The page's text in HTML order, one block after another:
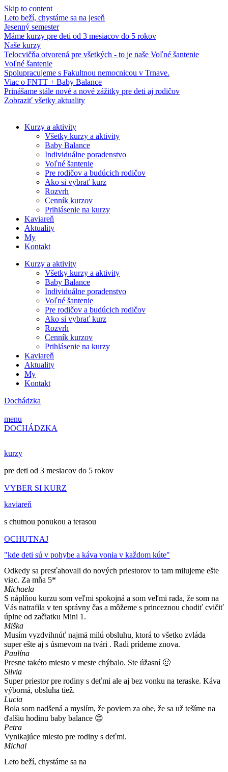
Skip to content
Leto beží, chystáme sa na jeseň
Jesenný semester
Máme kurzy pre deti od 3 mesiacov do 5 rokov
Naše kurzy
Telocvičňa otvorená pre všetkých - to je naše Voľné šantenie
Voľné šantenie
Spolupracujeme s Fakultnou nemocnicou v Trnave.
Viac o FNTT + Baby Balance
Prinášame stále nové a nové zážitky pre deti aj rodičov
Zobraziť všetky aktuality
Kurzy a aktivity
Všetky kurzy a aktivity
Baby Balance
Individuálne poradenstvo
Voľné šantenie
Pre rodičov a budúcich rodičov
Ako si vybrať kurz
Rozvrh
Cenník kurzov
Prihlásenie na kurzy
Kaviareň
Aktuality
My
Kontakt
Kurzy a aktivity
Všetky kurzy a aktivity
Baby Balance
Individuálne poradenstvo
Voľné šantenie
Pre rodičov a budúcich rodičov
Ako si vybrať kurz
Rozvrh
Cenník kurzov
Prihlásenie na kurzy
Kaviareň
Aktuality
My
Kontakt
Dochádzka
menu
DOCHÁDZKA
kurzy
pre deti od 3 mesiacov do 5 rokov
VYBER SI KURZ
kaviareň
s chutnou ponukou a terasou
OCHUTNAJ
"kde deti sú v pohybe a káva vonia v každom kúte"
Odkedy sa presťahovali do nových priestorov to tam milujeme ešte
viac. Za mňa 5*
Michaela
S náplňou kurzu som veľmi spokojná a som veľmi rada, že som na
Vás natrafila v ten správny čas a môžeme s princeznou chodiť cvičiť
úplne od začiatku Mini 1.
Miška
Musím vyzdvihnúť najmä milú obsluhu, ktorá to všetko zvláda
super ešte aj s úsmevom na tvári . Radi prídeme znova.
Paulína
Presne takéto miesto v meste chýbalo. Ste úžasní 🙂
Silvia
Super priestor pre rodiny s deťmi ale aj bez vonku na teraske. Káva
výborná, obsluha tiež.
Lucia
Bola som nadšená a myslím, že poviem za obe, že sa už tešíme na
ďalšiu hodinu baby balance 😊
Petra
Vynikajúce miesto pre rodiny s deťmi.
Michal
Leto beží, chystáme sa na